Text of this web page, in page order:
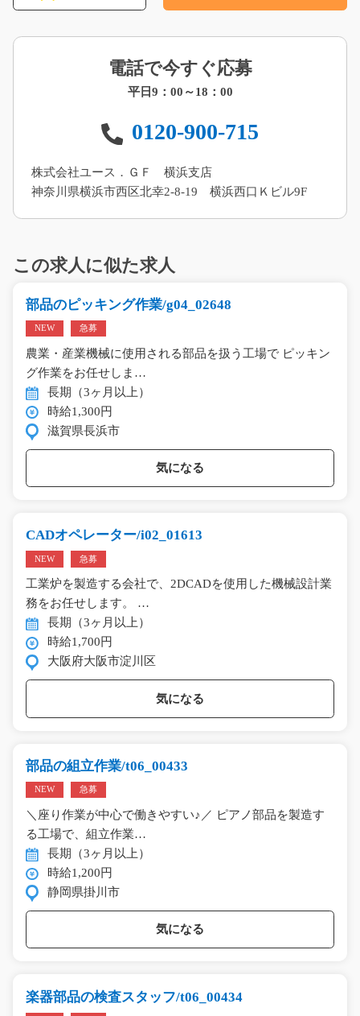
電話で今すぐ応募
平日9：00～18：00
0120-900-715
株式会社ユース．ＧＦ 横浜支店
神奈川県横浜市西区北幸2-8-19 横浜西口Ｋビル9F
この求人に似た求人
部品のピッキング作業/g04_02648
NEW 急募
農業・産業機械に使用される部品を扱う工場で ピッキン
グ作業をお任せしま…
長期（3ヶ月以上）
時給1,300円
滋賀県長浜市
気になる
CADオペレーター/i02_01613
NEW 急募
工業炉を製造する会社で、2DCADを使用した機械設計業
務をお任せします。 …
長期（3ヶ月以上）
時給1,700円
大阪府大阪市淀川区
気になる
部品の組立作業/t06_00433
NEW 急募
＼座り作業が中心で働きやすい♪／ ピアノ部品を製造す
る工場で、組立作業…
長期（3ヶ月以上）
時給1,200円
静岡県掛川市
気になる
楽器部品の検査スタッフ/t06_00434